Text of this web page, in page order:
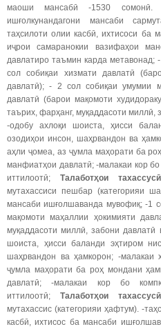
маоши мансабӣ -1530 сомонӣ.
ишғолкунандагони мансаби
таҳсилоти олии касбӣ, ихтисоси ба
иҷрои самаранокии вазифаҳои
давлатиро таъмин карда метавонад;
сол собиқаи хизмати давлатӣ
давлатӣ); - 2 сол собиқаи умумии
давлатӣ (барои мақомоти
таърих, фарҳанг, муқаддасоти миллӣ,
-одобу ахлоқи шоиста, ҳисси
озодиҳои инсон, шаҳрвандон ва
аҳли ҷомеа, аз ҷумла маҳорати ба
манфиатҳои давлатӣ; -малакаи кор
иттилоотӣ; Талаботҳои
мутахассиси пешбар (категорияи
мансаби ишғолшаванда мувофиқ; -1
мақомоти маҳаллии ҳокимияти
муқаддасоти миллӣ, забони давлатӣ
шоиста, ҳисси баланди эҳтиром
шаҳрвандон ва ҳамкорон; -
ҷумла маҳорати ба роҳ мондани
давлатӣ; -малакаи кор бо
иттилоотӣ; Талаботҳои тахассусӣ
мутахассис (категорияи ҳафтум). -
касбӣ, ихтисос ба мансаби